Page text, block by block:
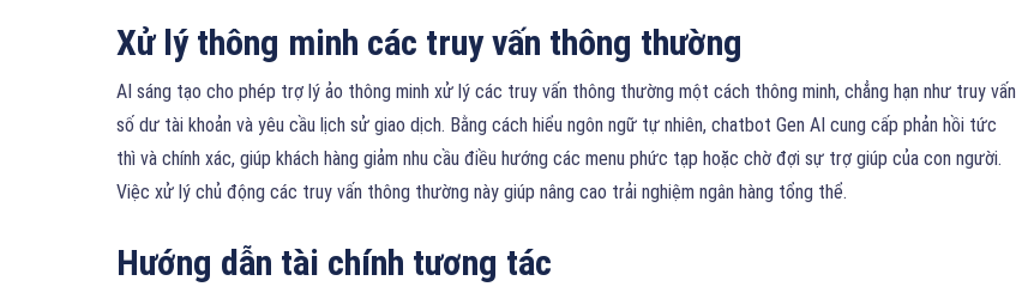
Xử lý thông minh các truy vấn thông thường
AI sáng tạo cho phép trợ lý ảo thông minh xử lý các truy vấn thông thường một cách thông minh, chẳng hạn như truy vấn
số dư tài khoản và yêu cầu lịch sử giao dịch. Bằng cách hiểu ngôn ngữ tự nhiên, chatbot Gen AI cung cấp phản hồi tức
thì và chính xác, giúp khách hàng giảm nhu cầu điều hướng các menu phức tạp hoặc chờ đợi sự trợ giúp của con người.
Việc xử lý chủ động các truy vấn thông thường này giúp nâng cao trải nghiệm ngân hàng tổng thể.
Hướng dẫn tài chính tương tác